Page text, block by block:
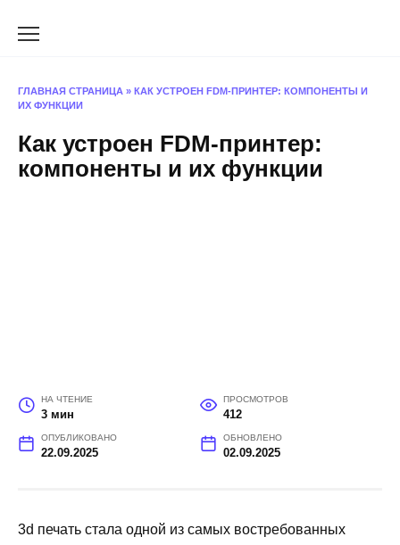
ГЛАВНАЯ СТРАНИЦА » КАК УСТРОЕН FDM-ПРИНТЕР: КОМПОНЕНТЫ И
ИХ ФУНКЦИИ
Как устроен FDM-принтер:
компоненты и их функции
НА ЧТЕНИЕ
3 мин
ПРОСМОТРОВ
412
ОПУБЛИКОВАНО
22.09.2025
ОБНОВЛЕНО
02.09.2025
3d печать стала одной из самых востребованных